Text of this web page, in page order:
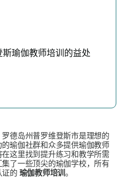
瑜伽教师培训的益处
德岛州普罗维登斯市是理想的
瑜伽社群和众多提供瑜伽教师
这里找到提升练习和教学所需
了一些顶尖的瑜伽学校，所有
证的 瑜伽教师培训。